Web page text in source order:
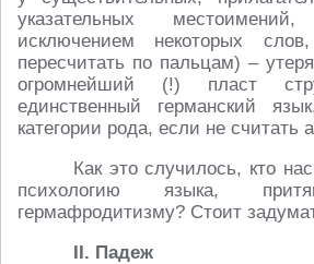
указательных
исключением некоторых
пересчитать по пальцам) –
огромнейший (!) пласт
единственный германский
категории рода, если не считать
Как это случилось, кто
психологию языка,
гермафродитизму? Стоит
II. Падеж